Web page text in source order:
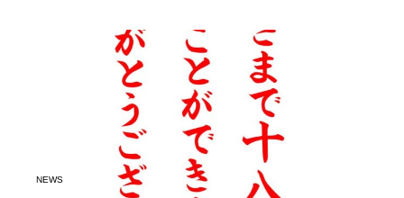
NEWS